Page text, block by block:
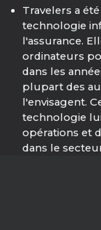
Travelers a
technologie
l'assurance.
ordinateurs
dans les
plupart des
l'envisagent.
technologie
opérations et
dans le